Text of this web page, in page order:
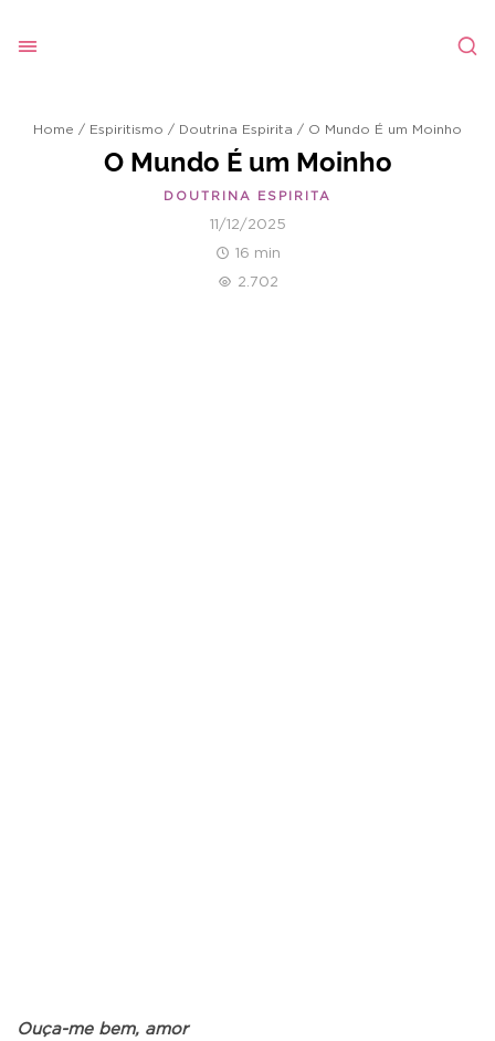
Home / Espiritismo / Doutrina Espirita / O Mundo É um Moinho
O Mundo É um Moinho
DOUTRINA ESPIRITA
11/12/2025
16 min
2.702
Ouça-me bem, amor